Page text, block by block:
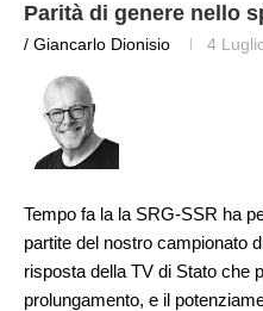
Parità di genere nello
/ Giancarlo Dionisio 4
Tempo fa la la SRG-SSR ha
partite del nostro campionato
risposta della TV di Stato che
prolungamento, e il